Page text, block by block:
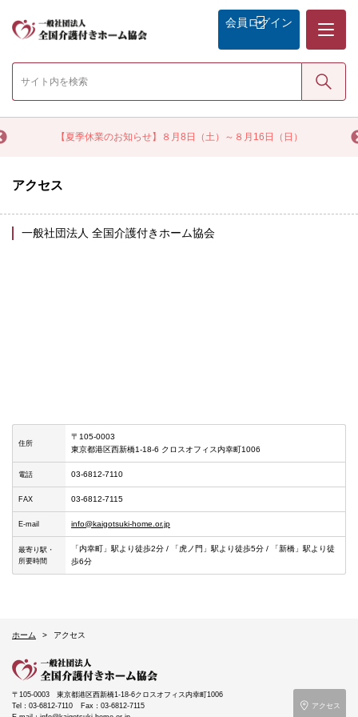
【夏季休業のお知らせ】８月8日（土）～８月16日（日）
会員 ログイン
検索
アクセス
一般社団法人 全国介護付きホーム協会
住所
〒105-0003
東京都港区西新橋1-18-6 クロスオフィス内幸町1006
電話 03-6812-7110
FAX 03-6812-7115
E-mail info@kaigotsuki-home.or.jp
最寄り駅・
所要時間
「内幸町」駅より徒歩2分 / 「虎ノ門」駅より徒歩5分 / 「新橋」駅より徒
歩6分
ホーム アクセス
〒105-0003 東京都港区西新橋1-18-6クロスオフィス内幸町1006
Tel：03-6812-7110
Fax：03-6812-7115
アクセス